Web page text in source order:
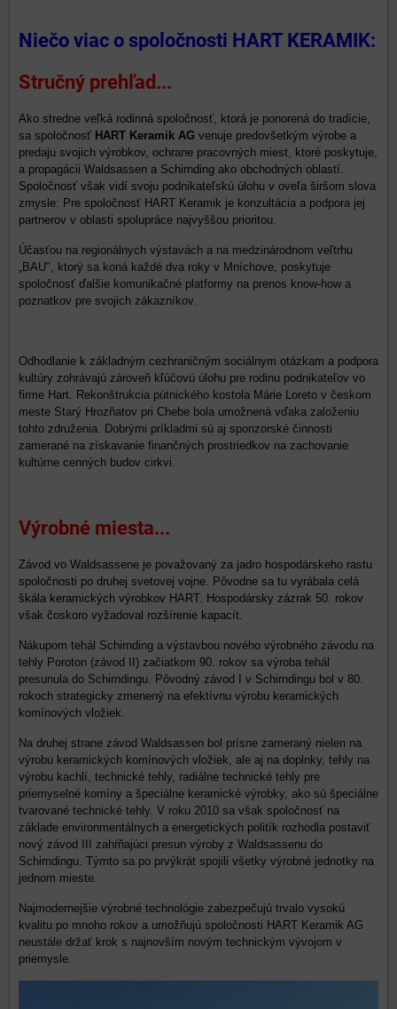
Niečo viac o spoločnosti HART KERAMIK:
Stručný prehľad...
Ako stredne veľká rodinná spoločnosť, ktorá je ponorená do tradície,
sa spoločnosť HART Keramik AG venuje predovšetkým výrobe a
predaju svojich výrobkov, ochrane pracovných miest, ktoré poskytuje,
a propagácii Waldsassen a Schirnding ako obchodných oblastí.
Spoločnosť však vidí svoju podnikateľskú úlohu v oveľa širšom slova
zmysle: Pre spoločnosť HART Keramik je konzultácia a podpora jej
partnerov v oblasti spolupráce najvyššou prioritou.
Účasťou na regionálnych výstavách a na medzinárodnom veľtrhu
„BAU", ktorý sa koná každé dva roky v Mníchove, poskytuje
spoločnosť ďalšie komunikačné platformy na prenos know-how a
poznatkov pre svojich zákazníkov.
Odhodlanie k základným cezhraničným sociálnym otázkam a podpora
kultúry zohrávajú zároveň kľúčovú úlohu pre rodinu podnikateľov vo
firme Hart. Rekonštrukcia pútnického kostola Márie Loreto v českom
meste Starý Hrozňatov pri Chebe bola umožnená vďaka založeniu
tohto združenia. Dobrými príkladmi sú aj sponzorské činnosti
zamerané na získavanie finančných prostriedkov na zachovanie
kultúrne cenných budov cirkvi.
Výrobné miesta...
Závod vo Waldsassene je považovaný za jadro hospodárskeho rastu
spoločnosti po druhej svetovej vojne. Pôvodne sa tu vyrábala celá
škála keramických výrobkov HART. Hospodársky zázrak 50. rokov
však čoskoro vyžadoval rozšírenie kapacít.
Nákupom tehál Schirnding a výstavbou nového výrobného závodu na
tehly Poroton (závod II) začiatkom 90. rokov sa výroba tehál
presunula do Schirndingu. Pôvodný závod I v Schirndingu bol v 80.
rokoch strategicky zmenený na efektívnu výrobu keramických
komínových vložiek.
Na druhej strane závod Waldsassen bol prísne zameraný nielen na
výrobu keramických komínových vložiek, ale aj na doplnky, tehly na
výrobu kachlí, technické tehly, radiálne technické tehly pre
priemyselné komíny a špeciálne keramické výrobky, ako sú špeciálne
tvarované technické tehly. V roku 2010 sa však spoločnosť na
základe environmentálnych a energetických politík rozhodla postaviť
nový závod III zahŕňajúci presun výroby z Waldsassenu do
Schirndingu. Týmto sa po prvýkrát spojili všetky výrobné jednotky na
jednom mieste.
Najmodernejšie výrobné technológie zabezpečujú trvalo vysokú
kvalitu po mnoho rokov a umožňujú spoločnosti HART Keramik AG
neustále držať krok s najnovším novým technickým vývojom v
priemysle.